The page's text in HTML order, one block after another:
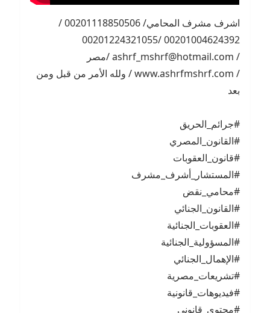
اشرف مشرف المحامي/ 00201118850506 /
00201004624392 /00201224321055
/ ashrf_mshrf@hotmail.com /مصر
/ www.ashrfmshrf.com / ولله الأمر من قبل ومن
بعد
#جرائم_الحريق
#القانون_المصري
#قانون_العقوبات
#المستشار_أشرف_مشرف
#محامي_نقض
#القانون_الجنائي
#العقوبات_الجنائية
#المسؤولية_الجنائية
#الإهمال_الجنائي
#تشريعات_مصرية
#فيديوهات_قانونية
#محتوى_قانوني